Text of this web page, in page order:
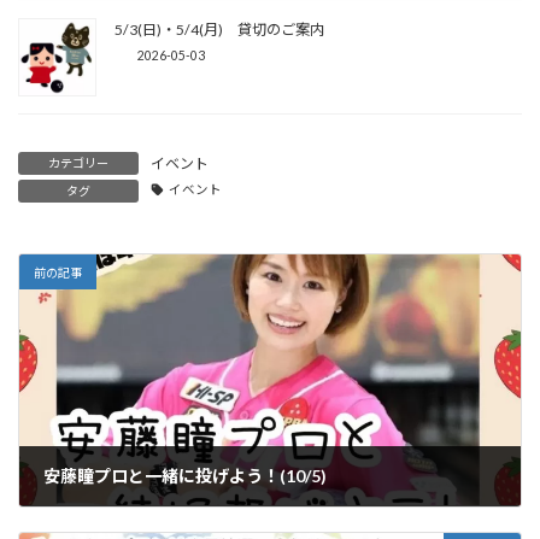
5/3(日)・5/4(月) 貸切のご案内
2026-05-03
カテゴリー イベント
タグ イベント
前の記事
安藤瞳プロと一緒に投げよう！(10/5)